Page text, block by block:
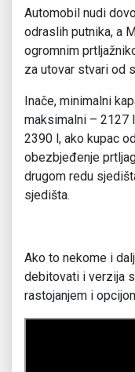
Automobil nudi
odraslih putnika, a
ogromnim
za utovar stvari od
Inače, minimalni
maksimalni – 2127
2390 l, ako kupac
obezbjeđenje
drugom redu
sjedišta.
Ako to nekome i
debitovati i verzija
rastojanjem i